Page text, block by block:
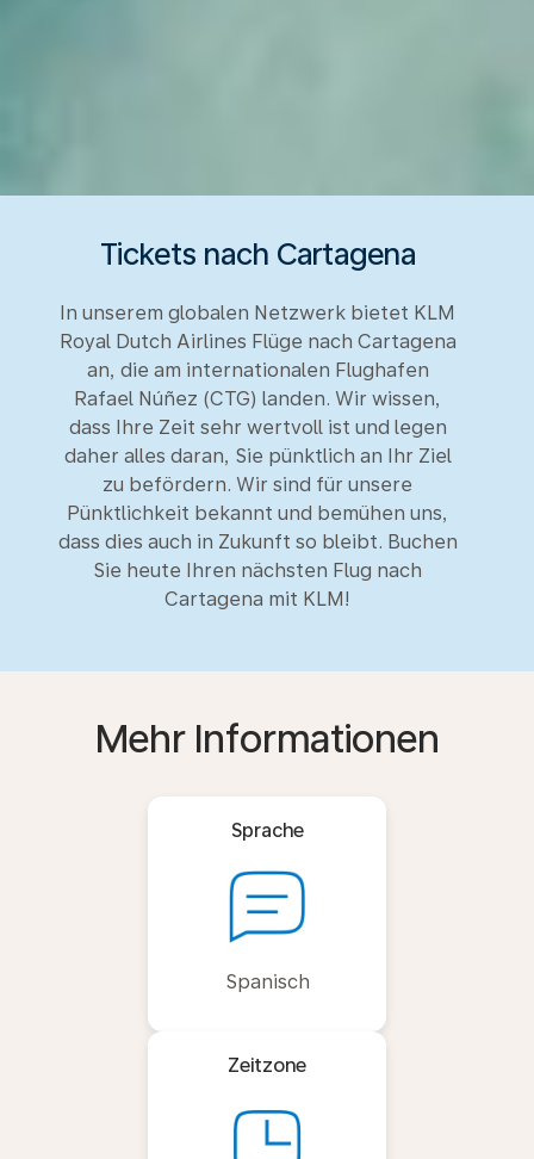
Tickets nach Cartagena
In unserem globalen Netzwerk bietet KLM
Royal Dutch Airlines Flüge nach Cartagena
an, die am internationalen Flughafen
Rafael Núñez (CTG) landen. Wir wissen,
dass Ihre Zeit sehr wertvoll ist und legen
daher alles daran, Sie pünktlich an Ihr Ziel
zu befördern. Wir sind für unsere
Pünktlichkeit bekannt und bemühen uns,
dass dies auch in Zukunft so bleibt. Buchen
Sie heute Ihren nächsten Flug nach
Cartagena mit KLM!
Mehr Informationen
Sprache
Spanisch
Zeitzone